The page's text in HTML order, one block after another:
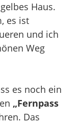
Haus.
es ist
und ich
Weg
es noch ein
„Fernpass
Das